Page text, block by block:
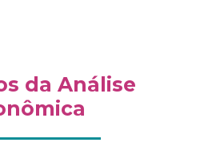
da Análise